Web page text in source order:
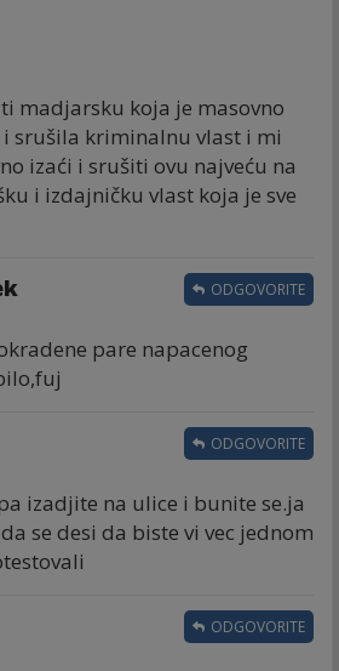
madjarsku koja je masovno
srušila kriminalnu vlast i mi
izaći i srušiti ovu najveću na
i izdajničku vlast koja je sve
pare napacenog
ODGOVORITE
izadjite na ulice i bunite se.ja
se desi da biste vi vec jednom
ODGOVORITE
ODGOVORITE